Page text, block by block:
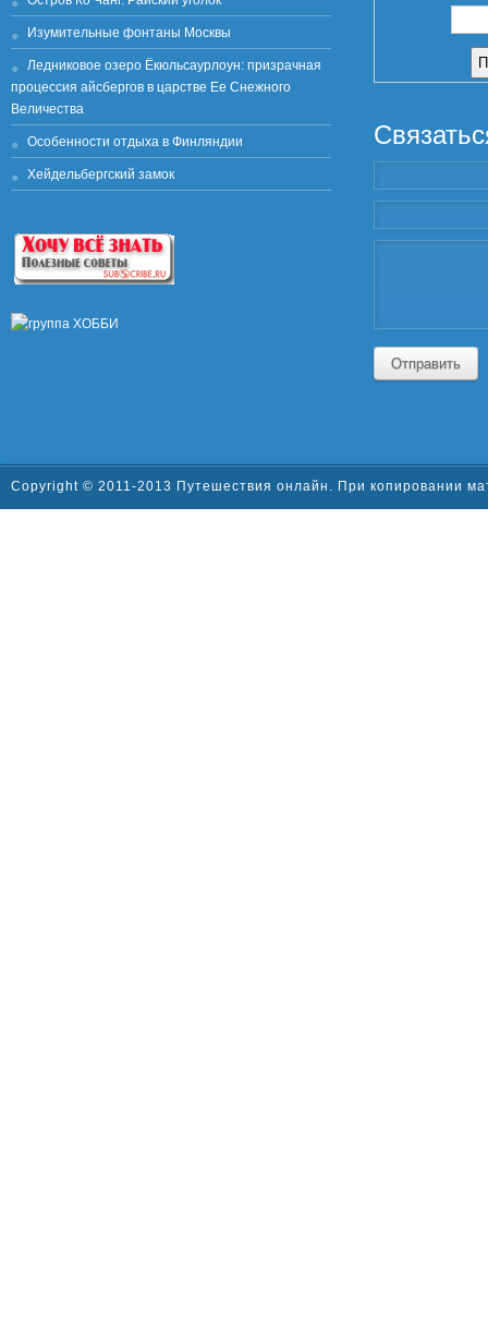
Изумительные фонтаны Москвы
Ледниковое озеро Ёкюльсаурлоун: призрачная
процессия айсбергов в царстве Ее Снежного
Величества
Особенности отдыха в Финляндии
Хейдельбергский замок
Отправить
Copyright © 2011-2013 Путешествия онлайн. При копировании